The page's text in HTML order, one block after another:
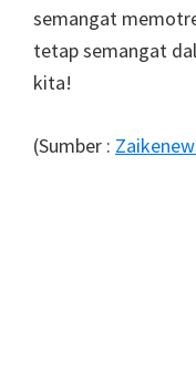
semangat
tetap semangat
kita!
(Sumber :